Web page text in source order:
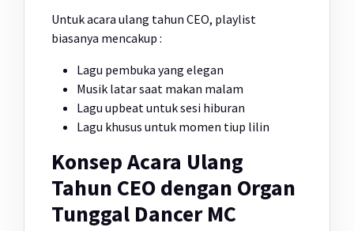
Untuk acara ulang tahun CEO, playlist
biasanya mencakup :
Lagu pembuka yang elegan
Musik latar saat makan malam
Lagu upbeat untuk sesi hiburan
Lagu khusus untuk momen tiup lilin
Konsep Acara Ulang
Tahun CEO dengan Organ
Tunggal Dancer MC